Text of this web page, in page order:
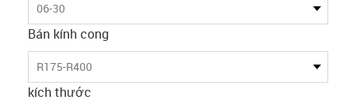
06-30
Bán kính cong
R175-R400
kích thước